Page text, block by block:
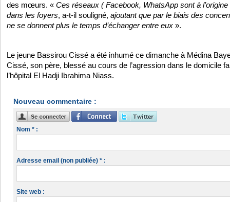
des mœurs. «Ces réseaux ( Facebook, WhatsApp sont à
dans les foyers, a-t-il souligné,ajoutant que par le biais des
ne se donnent plus le temps d’échanger entre eux».
Le jeune Bassirou Cissé a été inhumé ce dimanche à Médina
Cissé, son père, blessé au cours de l’agression dans le domicile
l’hôpital El Hadji Ibrahima Niass.
Nouveau commentaire :
Nom * :
Adresse email (non publiée) * :
Site web :